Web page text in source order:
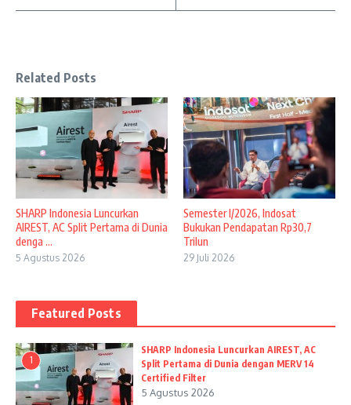
Related Posts
SHARP Indonesia Luncurkan
AIREST, AC Split Pertama di Dunia
denga ...
5 Agustus 2026
Semester I/2026, Indosat
Bukukan Pendapatan Rp30,7
Trilun
29 Juli 2026
Featured Posts
1
SHARP Indonesia Luncurkan AIREST, AC
Split Pertama di Dunia dengan MERV 14
Certified Filter
5 Agustus 2026